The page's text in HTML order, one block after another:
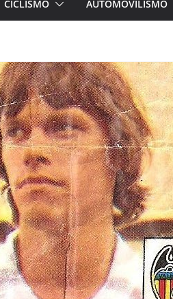
CICLISMO AUTOMOVILISMO